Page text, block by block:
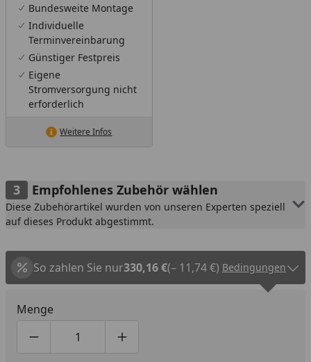
Bundesweite Montage
Individuelle
Terminvereinbarung
Günstiger Festpreis
Eigene
Stromversorgung nicht
erforderlich
Weitere Infos
Empfohlenes Zubehör wählen
Diese Zubehörartikel wurden von unseren Experten speziell
auf dieses Produkt abgestimmt.
So zahlen Sie nur330,16 €(– 11,74 €) Bedingungen
Menge
Produktmenge um eins verringern
Produktmenge manuell eingeben
Produktmenge um eins erhöhen